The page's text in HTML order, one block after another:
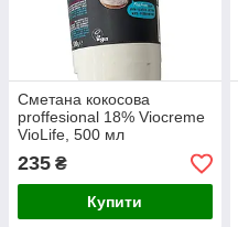
Сметана кокосова
proffesional 18% Viocreme
VioLife, 500 мл
235 ₴
Купити